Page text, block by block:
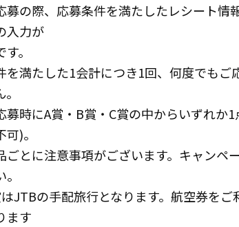
の際、応募条件を満たしたレシート情
入力が
。
満たした1会計につき1回、何度でもご
時にA賞・B賞・C賞の中からいずれか
)。
とに注意事項がございます。キャンペ
JTBの手配旅行となります。航空券を
ます